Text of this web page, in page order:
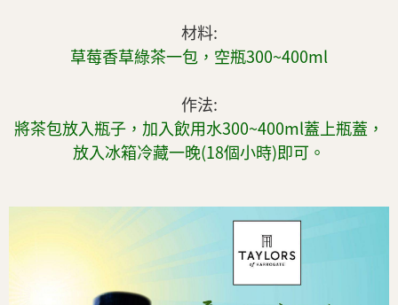
材料:
草莓香草綠茶一包，空瓶300~400ml
作法:
將茶包放入瓶子，加入飲用水300~400ml蓋上瓶蓋，
放入冰箱冷藏一晚(18個小時)即可。